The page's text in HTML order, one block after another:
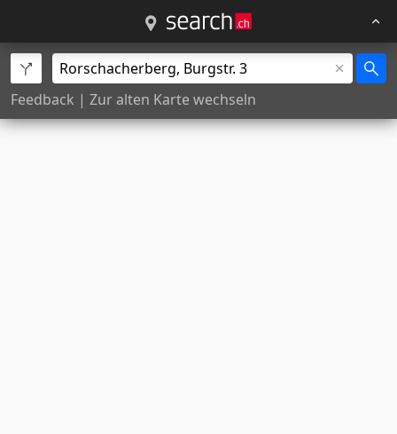
Feedback | Zur alten Karte wechseln